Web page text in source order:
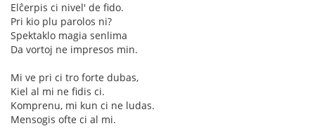
Elĉerpis ci nivel' de fido.
Pri kio plu parolos ni?
Spektaklo magia senlima
Da vortoj ne impresos min.
Mi ve pri ci tro forte dubas,
Kiel al mi ne fidis ci.
Komprenu, mi kun ci ne ludas.
Mensogis ofte ci al mi.